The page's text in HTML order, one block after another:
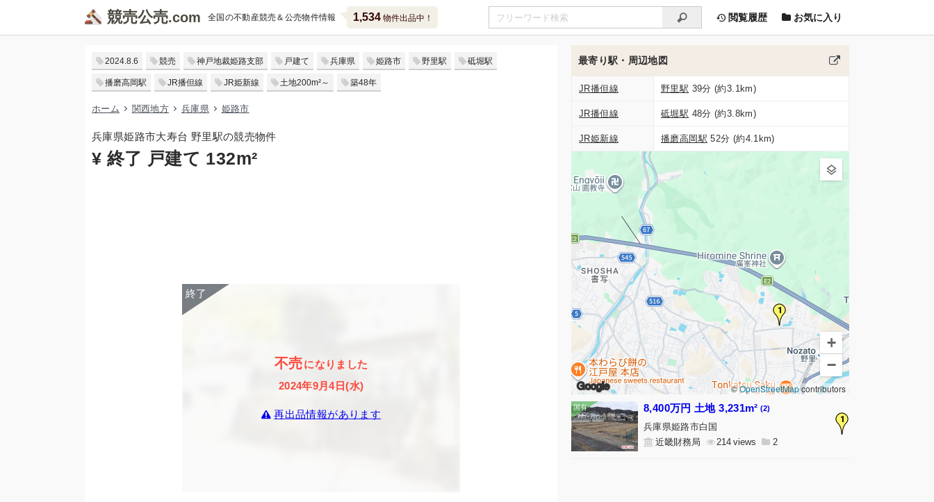
競売公売 全国の不動産競売＆公売物件情報 1,534物件出品中！ 閲覧履歴 お気に入り
2024.8.6 競売 神戸地裁姫路支部 戸建て 兵庫県 姫路市 野里駅 砥堀駅
播磨高岡駅 JR播但線 JR姫新線 土地200m²～ 築48年
ホーム 関西地方 兵庫県 姫路市
兵庫県姫路市大寿台 野里駅の競売物件
¥ 終了 戸建て 132m²
不売になりました
2024年9月4日(水)
再出品情報があります
最寄り駅・周辺地図
JR播但線 野里駅 39分 (約3.1km)
JR播但線 砥堀駅 48分 (約3.8km)
JR姫新線 播磨高岡駅 52分 (約4.1km)
1
Google
+
−
©OpenStreetMapcontributors
1
8,400万円 土地 3,231m² (2)
兵庫県姫路市白国
近畿財務局
214 2